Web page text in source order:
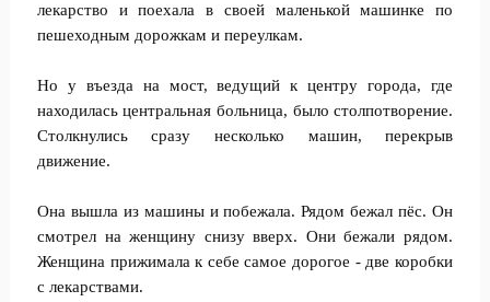
лекарство и поехала в своей маленькой машинке по
пешеходным дорожкам и переулкам.
Но у въезда на мост, ведущий к центру города, где
находилась центральная больница, было столпотворение.
Столкнулись сразу несколько машин, перекрыв
движение.
Она вышла из машины и побежала. Рядом бежал пёс. Он
смотрел на женщину снизу вверх. Они бежали рядом.
Женщина прижимала к себе самое дорогое - две коробки
с лекарствами.